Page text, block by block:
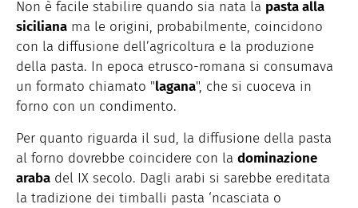
Non è facile stabilire quando sia nata la pasta alla
siciliana ma le origini, probabilmente, coincidono
con la diffusione dell’agricoltura e la produzione
della pasta. In epoca etrusco-romana si consumava
un formato chiamato "lagana", che si cuoceva in
forno con un condimento.
Per quanto riguarda il sud, la diffusione della pasta
al forno dovrebbe coincidere con la dominazione
araba del IX secolo. Dagli arabi si sarebbe ereditata
la tradizione dei timballi pasta ‘ncasciata o